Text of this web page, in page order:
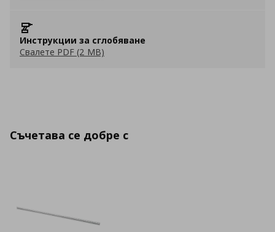
Инструкции за сглобяване
Свалете PDF (2 MB)
Съчетава се добре с